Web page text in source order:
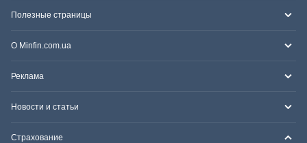
Полезные страницы
О Minfin.com.ua
Реклама
Новости и статьи
Страхование